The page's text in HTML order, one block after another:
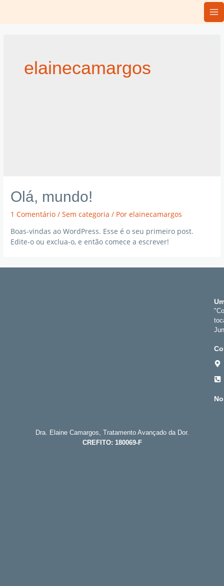
elainecamargos
Olá, mundo!
1 Comentário /Sem categoria / Porelainecamargos
Boas-vindas ao WordPress. Esse é o seu primeiro post.
Edite-o ou exclua-o, e então comece a escrever!
Dra. Elaine Camargos, Tratamento Avançado da Dor.
CREFITO: 180069-F